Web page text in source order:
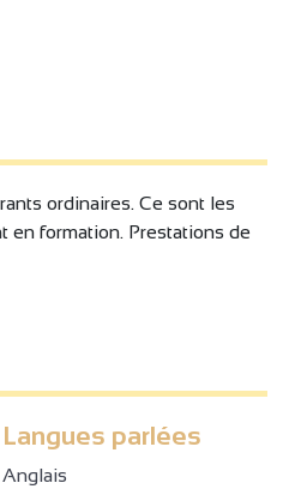
ordinaires. Ce sont les
en formation. Prestations de
Langues parlées
Anglais